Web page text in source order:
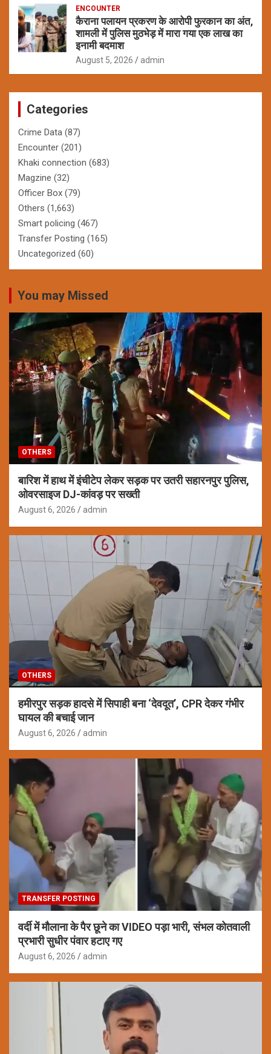
ENCOUNTER
कैराना पलायन प्रकरण के आरोपी फुरकान का अंत,
शामली में पुलिस मुठभेड़ में मारा गया एक लाख का
इनामी बदमाश
August 5, 2026 admin
Categories
Crime Data (87)
Encounter (201)
Khaki connection (683)
Magzine (32)
Officer Box (79)
Others (1,663)
Smart policing (467)
Transfer Posting (165)
Uncategorized (60)
You may Missed
OTHERS
बारिश में हाथ में इंचीटेप लेकर सड़क पर उतरी सहारनपुर पुलिस,
ओवरसाइज DJ-कांवड़ पर सख्ती
August 6, 2026 admin
OTHERS
हमीरपुर सड़क हादसे में सिपाही बना ‘देवदूत’, CPR देकर गंभीर
घायल की बचाई जान
August 6, 2026 admin
TRANSFER POSTING
वर्दी में मौलाना के पैर छूने का VIDEO पड़ा भारी, संभल कोतवाली
प्रभारी सुधीर पंवार हटाए गए
August 6, 2026 admin